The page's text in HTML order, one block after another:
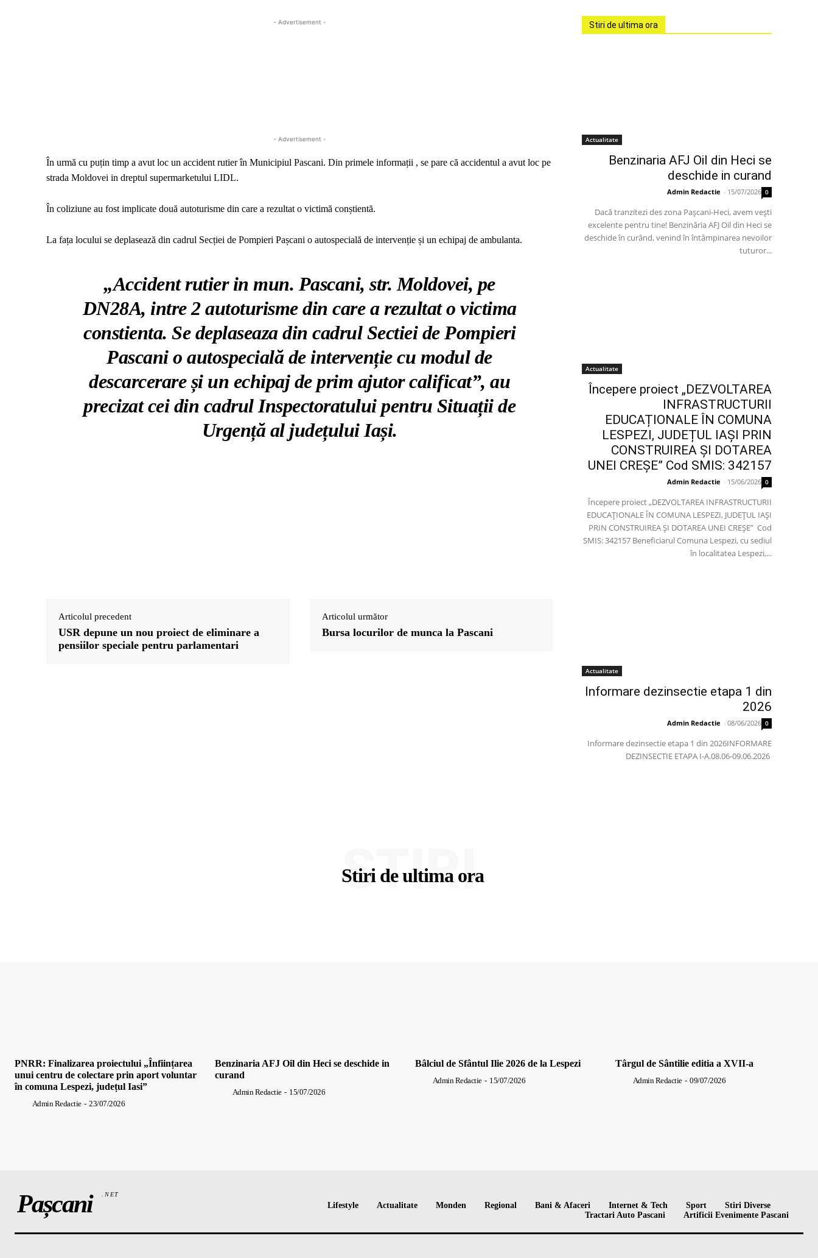
- Advertisement -
- Advertisement -
În urmă cu puțin timp a avut loc un accident rutier în Municipiul Pascani. Din primele informații , se pare că accidentul a avut loc pe
strada Moldovei in dreptul supermarketului LIDL.
În coliziune au fost implicate două autoturisme din care a rezultat o victimă conștientă.
La fața locului se deplasează din cadrul Secției de Pompieri Pașcani o autospecială de intervenție și un echipaj de ambulanta.
„Accident rutier in mun. Pascani, str. Moldovei, pe
DN28A, intre 2 autoturisme din care a rezultat o victima
constienta. Se deplaseaza din cadrul Sectiei de Pompieri
Pascani o autospecială de intervenție cu modul de
descarcerare și un echipaj de prim ajutor calificat”, au
precizat cei din cadrul Inspectoratului pentru Situații de
Urgență al județului Iași.
Articolul precedent
USR depune un nou proiect de eliminare a
pensiilor speciale pentru parlamentari
Articolul următor
Bursa locurilor de munca la Pascani
Stiri de ultima ora
Actualitate
Benzinaria AFJ Oil din Heci se
deschide in curand
Admin Redactie - 15/07/2026 0
Dacă tranzitezi des zona Pașcani-Heci, avem vești
excelente pentru tine! Benzinăria AFJ Oil din Heci se
deschide în curând, venind în întâmpinarea nevoilor
tuturor...
Actualitate
Începere proiect „DEZVOLTAREA
INFRASTRUCTURII
EDUCAȚIONALE ÎN COMUNA
LESPEZI, JUDEȚUL IAȘI PRIN
CONSTRUIREA ȘI DOTAREA
UNEI CREȘE” Cod SMIS: 342157
Admin Redactie - 15/06/2026 0
Începere proiect „DEZVOLTAREA INFRASTRUCTURII
EDUCAȚIONALE ÎN COMUNA LESPEZI, JUDEȚUL IAȘI
PRIN CONSTRUIREA ȘI DOTAREA UNEI CREȘE” Cod
SMIS: 342157 Beneficiarul Comuna Lespezi, cu sediul
în localitatea Lespezi,...
Actualitate
Informare dezinsectie etapa 1 din
2026
Admin Redactie - 08/06/2026 0
Informare dezinsectie etapa 1 din 2026INFORMARE
DEZINSECTIE ETAPA I-A.08.06-09.06.2026
Stiri de ultima ora
STIRI
PNRR: Finalizarea proiectului „Înființarea
unui centru de colectare prin aport voluntar
în comuna Lespezi, județul Iasi”
Admin Redactie - 23/07/2026
Benzinaria AFJ Oil din Heci se deschide in
curand
Admin Redactie - 15/07/2026
Bâlciul de Sfântul Ilie 2026 de la Lespezi
Admin Redactie - 15/07/2026
Târgul de Sântilie editia a XVII-a
Admin Redactie - 09/07/2026
Pașcani .NET
Lifestyle Actualitate Monden Regional Bani & Afaceri Internet & Tech Sport
Stiri Diverse
Tractari Auto Pascani
Artificii Evenimente Pascani